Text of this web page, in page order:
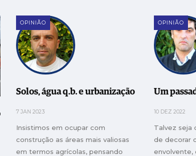
OPINIÃO
Solos, água q.b. e urbanização
7 JAN 2023
Insistimos em ocupar com
construção as áreas mais valiosas
em termos agrícolas, pensando
OPINIÃO
Um
10 DEZ 2022
Talvez seja
de decorar
envolvente,